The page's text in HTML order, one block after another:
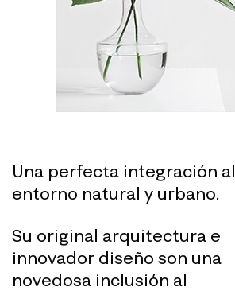
Una perfecta integración al
entorno natural y urbano.
Su original arquitectura e
innovador diseño son una
novedosa inclusión al